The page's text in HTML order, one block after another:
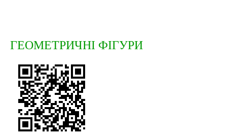
ГЕОМЕТРИЧНІ ФІГУРИ